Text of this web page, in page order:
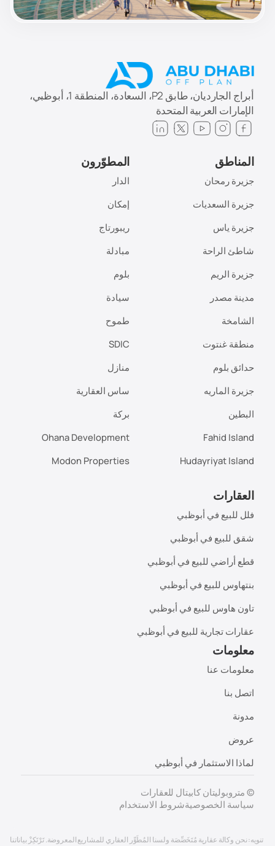
أبراج الجارديان، طابق P2، السعادة، المنطقة 1، أبوظبي،
الإمارات العربية المتحدة
المناطق
جزيرة رمحان
جزيرة السعديات
جزيرة ياس
شاطئ الراحة
جزيرة الريم
مدينة مصدر
الشامخة
منطقة غنتوت
حدائق بلوم
جزيرة الماريه
البطين
Fahid Island
Hudayriyat Island
المطوّرون
الدار
إمكان
ريبورتاج
مبادلة
بلوم
سيادة
طموح
SDIC
منازل
ساس العقارية
بركة
Ohana Development
Modon Properties
العقارات
فلل للبيع في أبوظبي
شقق للبيع في أبوظبي
قطع أراضي للبيع في أبوظبي
بنتهاوس للبيع في أبوظبي
تاون هاوس للبيع في أبوظبي
عقارات تجارية للبيع في أبوظبي
معلومات
معلومات عنا
اتصل بنا
مدونة
عروض
لماذا الاستثمار في أبوظبي
© متروبوليتان كابيتال للعقارات
سياسة الخصوصيةشروط الاستخدام
تنويه: نحن وكالة عقارية مُتَخَصِّصَة ولسنا المُطَوِّر العقاري للمشاريع المعروضة. تَرْتَكِزْ بياناتنا